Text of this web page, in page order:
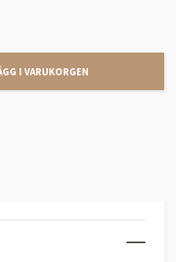
I VARUKORGEN